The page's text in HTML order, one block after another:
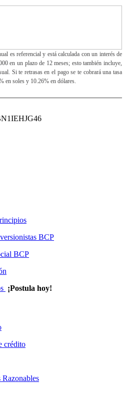
es referencial y está calculada con un interés de
en un plazo de 12 meses; esto también incluye,
Si te retrasas en el pago se te cobrará una tasa
en soles y 10.26% en dólares.
BCP
BCP
¡Postula hoy!
crédito